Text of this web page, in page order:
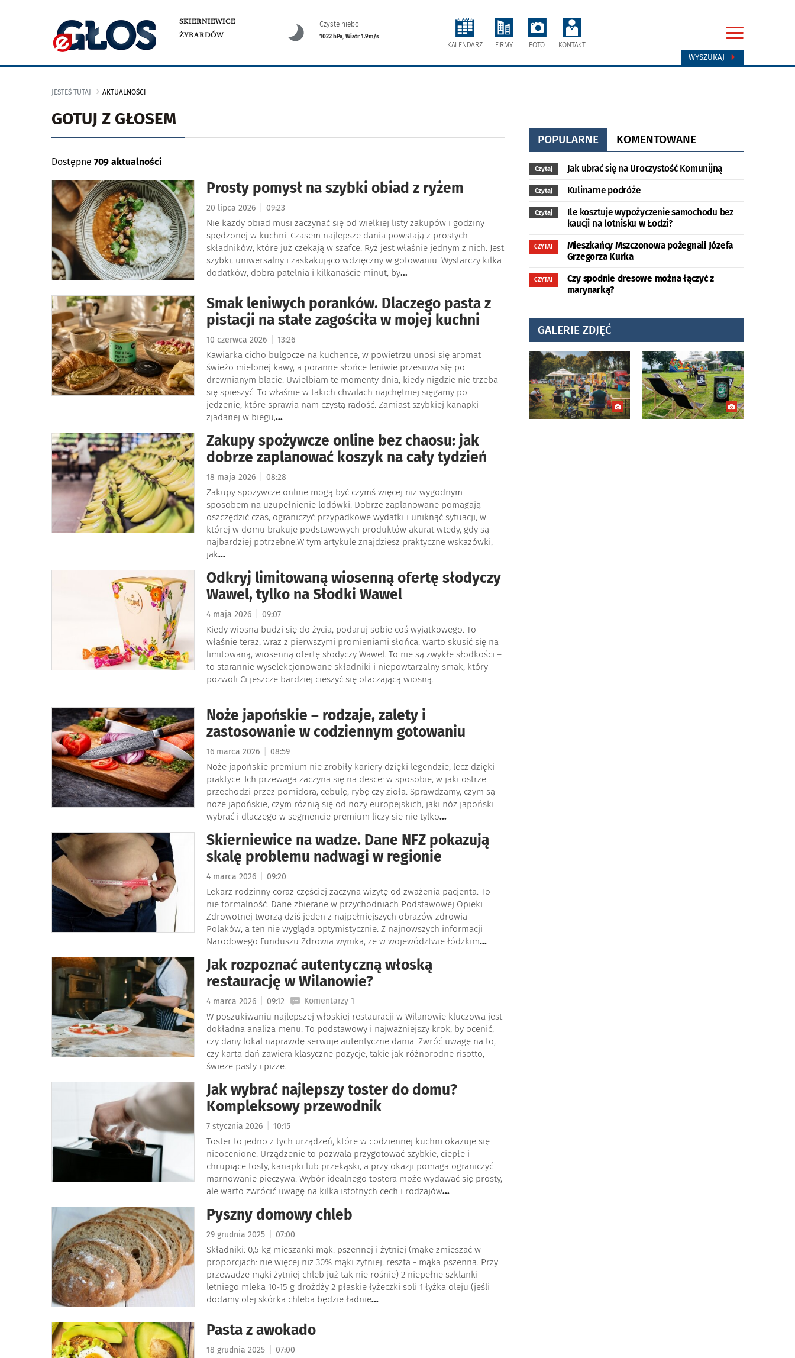
SKIERNIEWICE
ŻYRARDÓW
Czyste niebo
1022 hPa,Wiatr 1.9m/s
KALENDARZ FIRMY FOTO KONTAKT
WYSZUKAJ
JESTEŚ TUTAJ AKTUALNOŚCI
GOTUJ Z GŁOSEM
Dostępne 709 aktualności
Prosty pomysł na szybki obiad z ryżem
20 lipca 2026 09:23
Nie każdy obiad musi zaczynać się od wielkiej listy zakupów i godziny
spędzonej w kuchni. Czasem najlepsze dania powstają z prostych
składników, które już czekają w szafce. Ryż jest właśnie jednym z nich. Jest
szybki, uniwersalny i zaskakująco wdzięczny w gotowaniu. Wystarczy kilka
dodatków, dobra patelnia i kilkanaście minut, by...
Smak leniwych poranków. Dlaczego pasta z
pistacji na stałe zagościła w mojej kuchni
10 czerwca 2026 13:26
Kawiarka cicho bulgocze na kuchence, w powietrzu unosi się aromat
świeżo mielonej kawy, a poranne słońce leniwie przesuwa się po
drewnianym blacie. Uwielbiam te momenty dnia, kiedy nigdzie nie trzeba
się spieszyć. To właśnie w takich chwilach najchętniej sięgamy po
jedzenie, które sprawia nam czystą radość. Zamiast szybkiej kanapki
zjadanej w biegu,...
Zakupy spożywcze online bez chaosu: jak
dobrze zaplanować koszyk na cały tydzień
18 maja 2026 08:28
Zakupy spożywcze online mogą być czymś więcej niż wygodnym
sposobem na uzupełnienie lodówki. Dobrze zaplanowane pomagają
oszczędzić czas, ograniczyć przypadkowe wydatki i uniknąć sytuacji, w
której w domu brakuje podstawowych produktów akurat wtedy, gdy są
najbardziej potrzebne.W tym artykule znajdziesz praktyczne wskazówki,
jak...
Odkryj limitowaną wiosenną ofertę słodyczy
Wawel, tylko na Słodki Wawel
4 maja 2026 09:07
Kiedy wiosna budzi się do życia, podaruj sobie coś wyjątkowego. To
właśnie teraz, wraz z pierwszymi promieniami słońca, warto skusić się na
limitowaną, wiosenną ofertę słodyczy Wawel. To nie są zwykłe słodkości –
to starannie wyselekcjonowane składniki i niepowtarzalny smak, który
pozwoli Ci jeszcze bardziej cieszyć się otaczającą wiosną.
Noże japońskie – rodzaje, zalety i
zastosowanie w codziennym gotowaniu
16 marca 2026 08:59
Noże japońskie premium nie zrobiły kariery dzięki legendzie, lecz dzięki
praktyce. Ich przewaga zaczyna się na desce: w sposobie, w jaki ostrze
przechodzi przez pomidora, cebulę, rybę czy zioła. Sprawdzamy, czym są
noże japońskie, czym różnią się od noży europejskich, jaki nóż japoński
wybrać i dlaczego w segmencie premium liczy się nie tylko...
Skierniewice na wadze. Dane NFZ pokazują
skalę problemu nadwagi w regionie
4 marca 2026 09:20
Lekarz rodzinny coraz częściej zaczyna wizytę od zważenia pacjenta. To
nie formalność. Dane zbierane w przychodniach Podstawowej Opieki
Zdrowotnej tworzą dziś jeden z najpełniejszych obrazów zdrowia
Polaków, a ten nie wygląda optymistycznie. Z najnowszych informacji
Narodowego Funduszu Zdrowia wynika, że w województwie łódzkim...
Jak rozpoznać autentyczną włoską
restaurację w Wilanowie?
4 marca 2026 09:12 Komentarzy 1
W poszukiwaniu najlepszej włoskiej restauracji w Wilanowie kluczowa jest
dokładna analiza menu. To podstawowy i najważniejszy krok, by ocenić,
czy dany lokal naprawdę serwuje autentyczne dania. Zwróć uwagę na to,
czy karta dań zawiera klasyczne pozycje, takie jak różnorodne risotto,
świeże pasty i pizze.
Jak wybrać najlepszy toster do domu?
Kompleksowy przewodnik
7 stycznia 2026 10:15
Toster to jedno z tych urządzeń, które w codziennej kuchni okazuje się
nieocenione. Urządzenie to pozwala przygotować szybkie, ciepłe i
chrupiące tosty, kanapki lub przekąski, a przy okazji pomaga ograniczyć
marnowanie pieczywa. Wybór idealnego tostera może wydawać się prosty,
ale warto zwrócić uwagę na kilka istotnych cech i rodzajów...
Pyszny domowy chleb
29 grudnia 2025 07:00
Składniki: 0,5 kg mieszanki mąk: pszennej i żytniej (mąkę zmieszać w
proporcjach: nie więcej niż 30% mąki żytniej, reszta - mąka pszenna. Przy
przewadze mąki żytniej chleb już tak nie rośnie) 2 niepełne szklanki
letniego mleka 10-15 g drożdży 2 płaskie łyżeczki soli 1 łyżka oleju (jeśli
dodamy olej skórka chleba będzie ładnie...
Pasta z awokado
18 grudnia 2025 07:00
POPULARNE KOMENTOWANE
Czytaj Jak ubrać się na Uroczystość Komunijną
Czytaj Kulinarne podróże
Czytaj
Ile kosztuje wypożyczenie samochodu bez
kaucji na lotnisku w Łodzi?
CZYTAJ
Mieszkańcy Mszczonowa pożegnali Józefa
Grzegorza Kurka
CZYTAJ
Czy spodnie dresowe można łączyć z
marynarką?
GALERIE ZDJĘĆ